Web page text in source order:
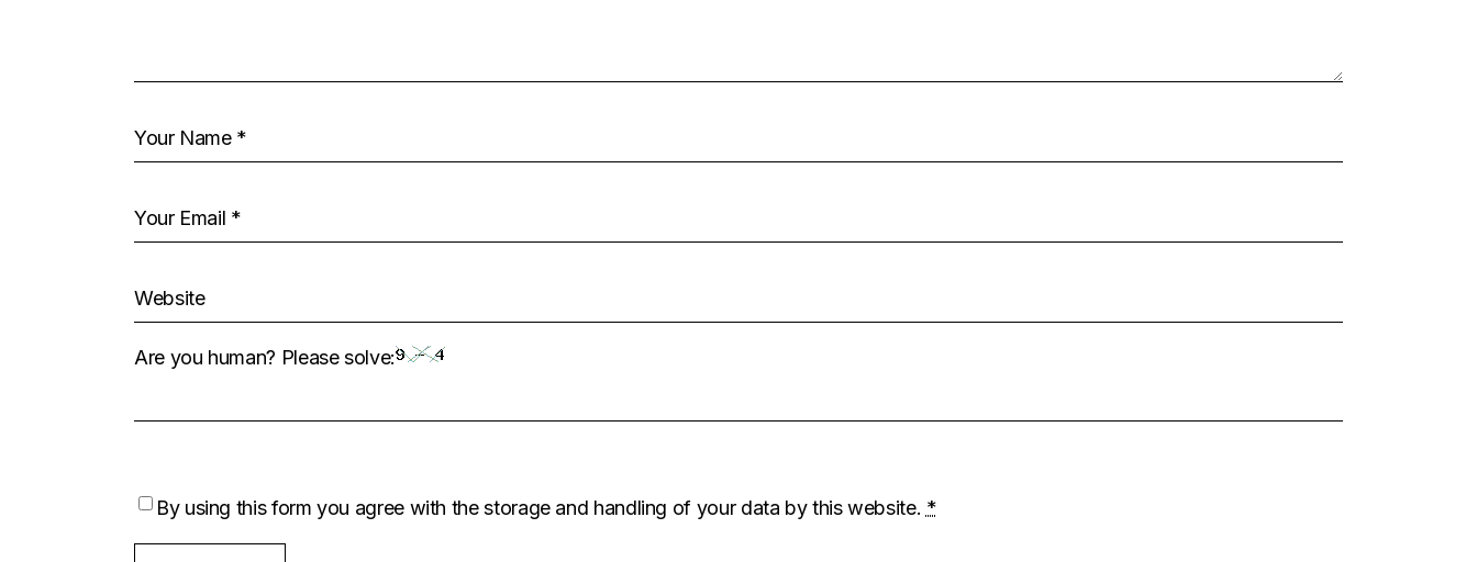
Are you human? Please solve:
By using this form you agree with the storage and handling of your data by this website. *